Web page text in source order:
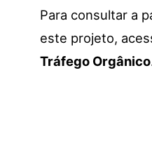
Para consultar a
este projeto,
Tráfego Orgânico